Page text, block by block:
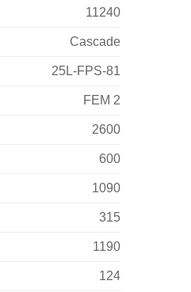
11240
Cascade
25L-FPS-81
FEM 2
2600
600
1090
315
1190
124